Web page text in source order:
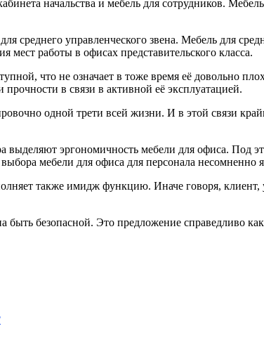
начальства и мебель для сотрудников.
среднего управленческого звена. Мебель для
мест работы в офисах представительского класса.
что не означает в тоже время её довольно
в связи в активной её эксплуатацией.
одной трети всей жизни. И в этой связи
эргономичность мебели для офиса. Под
мебели для офиса для персонала несомненно
также имидж функцию. Иначе говоря, клиент,
безопасной. Это предложение справедливо